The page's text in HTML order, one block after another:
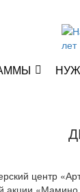
акции